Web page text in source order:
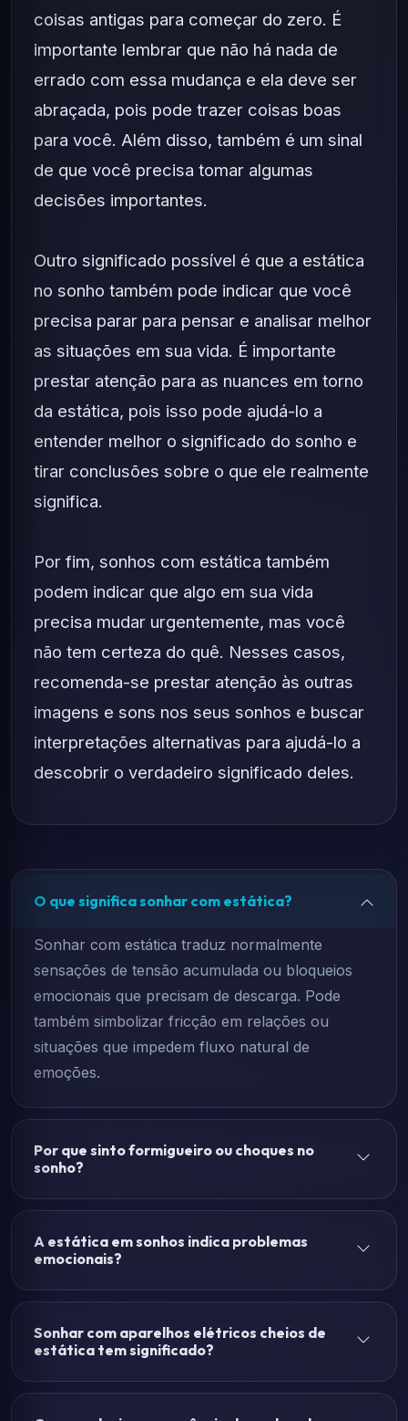
coisas antigas para começar do zero. É
importante lembrar que não há nada de
errado com essa mudança e ela deve ser
abraçada, pois pode trazer coisas boas
para você. Além disso, também é um sinal
de que você precisa tomar algumas
decisões importantes.
Outro significado possível é que a estática
no sonho também pode indicar que você
precisa parar para pensar e analisar melhor
as situações em sua vida. É importante
prestar atenção para as nuances em torno
da estática, pois isso pode ajudá-lo a
entender melhor o significado do sonho e
tirar conclusões sobre o que ele realmente
significa.
Por fim, sonhos com estática também
podem indicar que algo em sua vida
precisa mudar urgentemente, mas você
não tem certeza do quê. Nesses casos,
recomenda-se prestar atenção às outras
imagens e sons nos seus sonhos e buscar
interpretações alternativas para ajudá-lo a
descobrir o verdadeiro significado deles.
O que significa sonhar com estática?
Sonhar com estática traduz normalmente
sensações de tensão acumulada ou bloqueios
emocionais que precisam de descarga. Pode
também simbolizar fricção em relações ou
situações que impedem fluxo natural de
emoções.
Por que sinto formigueiro ou choques no
sonho?
A estática em sonhos indica problemas
emocionais?
Sonhar com aparelhos elétricos cheios de
estática tem significado?